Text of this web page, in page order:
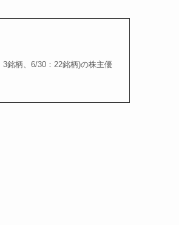
銘柄、6/30：22銘柄)の株主優